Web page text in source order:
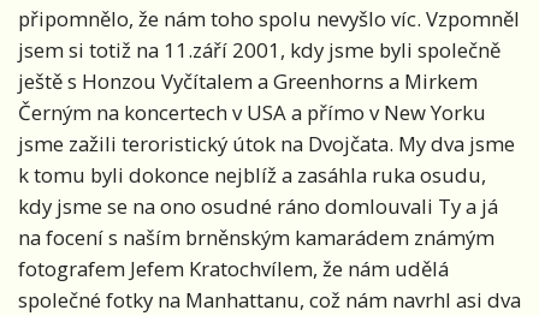
připomnělo, že nám toho spolu nevyšlo víc. Vzpomněl
jsem si totiž na 11.září 2001, kdy jsme byli společně
ještě s Honzou Vyčítalem a Greenhorns a Mirkem
Černým na koncertech v USA a přímo v New Yorku
jsme zažili teroristický útok na Dvojčata. My dva jsme
k tomu byli dokonce nejblíž a zasáhla ruka osudu,
kdy jsme se na ono osudné ráno domlouvali Ty a já
na focení s naším brněnským kamarádem známým
fotografem Jefem Kratochvílem, že nám udělá
společné fotky na Manhattanu, což nám navrhl asi dva